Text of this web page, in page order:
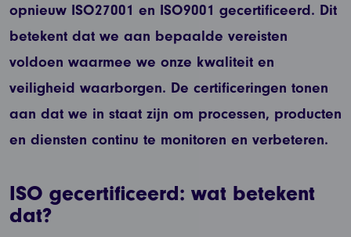
opnieuw ISO27001 en ISO9001 gecertificeerd. Dit
betekent dat we aan bepaalde vereisten
voldoen waarmee we onze kwaliteit en
veiligheid waarborgen. De certificeringen tonen
aan dat we in staat zijn om processen, producten
en diensten continu te monitoren en verbeteren.
ISO gecertificeerd: wat betekent
dat?